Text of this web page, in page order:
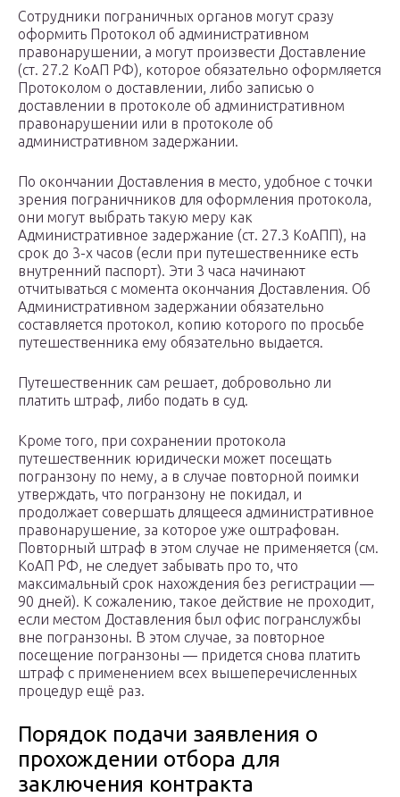
Сотрудники пограничных органов могут сразу
оформить Протокол об административном
правонарушении, а могут произвести Доставление
(ст. 27.2 КоАП РФ), которое обязательно оформляется
Протоколом о доставлении, либо записью о
доставлении в протоколе об административном
правонарушении или в протоколе об
административном задержании.
По окончании Доставления в место, удобное с точки
зрения пограничников для оформления протокола,
они могут выбрать такую меру как
Административное задержание (ст. 27.3 КоАПП), на
срок до 3-х часов (если при путешественнике есть
внутренний паспорт). Эти 3 часа начинают
отчитываться с момента окончания Доставления. Об
Административном задержании обязательно
составляется протокол, копию которого по просьбе
путешественника ему обязательно выдается.
Путешественник сам решает, добровольно ли
платить штраф, либо подать в суд.
Кроме того, при сохранении протокола
путешественник юридически может посещать
погранзону по нему, а в случае повторной поимки
утверждать, что погранзону не покидал, и
продолжает совершать длящееся административное
правонарушение, за которое уже оштрафован.
Повторный штраф в этом случае не применяется (см.
КоАП РФ, не следует забывать про то, что
максимальный срок нахождения без регистрации —
90 дней). К сожалению, такое действие не проходит,
если местом Доставления был офис погранслужбы
вне погранзоны. В этом случае, за повторное
посещение погранзоны — придется снова платить
штраф с применением всех вышеперечисленных
процедур ещё раз.
Порядок подачи заявления о
прохождении отбора для
заключения контракта